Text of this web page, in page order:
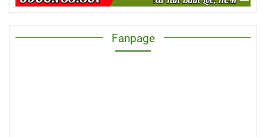
Fanpage